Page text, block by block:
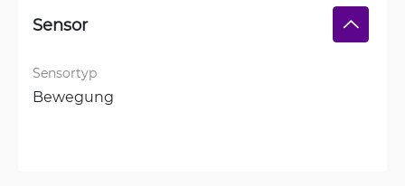
Sensor
Sensortyp
Bewegung